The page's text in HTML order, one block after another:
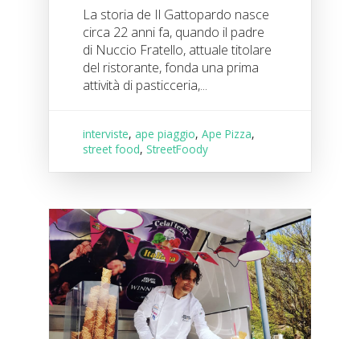
La storia de Il Gattopardo nasce
circa 22 anni fa, quando il padre
di Nuccio Fratello, attuale titolare
del ristorante, fonda una prima
attività di pasticceria,...
interviste, ape piaggio,Ape Pizza,
street food,StreetFoody